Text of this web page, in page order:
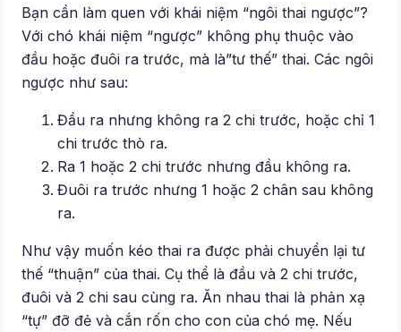
Bạn cần làm quen với khái niệm “ngôi thai ngược”?
Với chó khái niệm “ngược” không phụ thuộc vào
đầu hoặc đuôi ra trước, mà là”tư thế” thai. Các ngôi
ngược như sau:
Đầu ra nhưng không ra 2 chi trước, hoặc chỉ 1
chi trước thò ra.
Ra 1 hoặc 2 chi trước nhưng đầu không ra.
Đuôi ra trước nhưng 1 hoặc 2 chân sau không
ra.
Như vậy muốn kéo thai ra được phải chuyển lại tư
thế “thuận” của thai. Cụ thể là đầu và 2 chi trước,
đuôi và 2 chi sau cùng ra. Ăn nhau thai là phản xạ
“tự” đỡ đẻ và cắn rốn cho con của chó mẹ. Nếu